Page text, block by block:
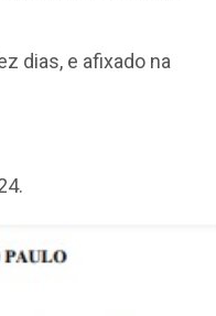
dias, e afixado na